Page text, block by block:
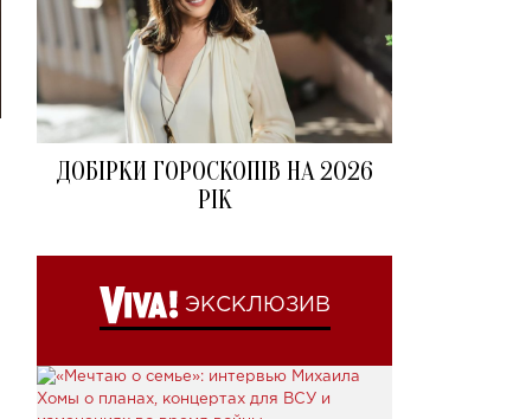
ДОБІРКИ ГОРОСКОПІВ НА 2026
РІК
ЭКСКЛЮЗИВ